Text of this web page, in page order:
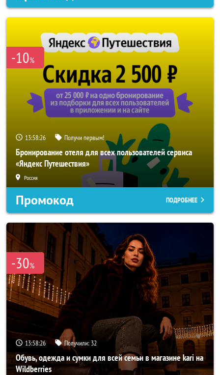
-10%
13:58:24 Получи первым!
Бронирование отеля для всех пользователей сервиса
«Яндекс Путешествия»
Россия
Промокод ПОДРОБНЕЕ
-30%
13:58:24 Получили: 32
Обувь, одежда и сумки для всей семьи в магазине kari на
Wildberries